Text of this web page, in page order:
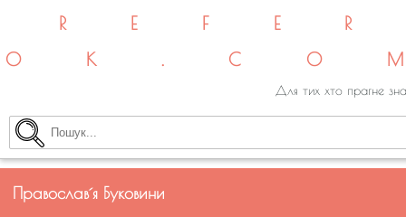
Для тих хто прагне
Православ´я Буковини